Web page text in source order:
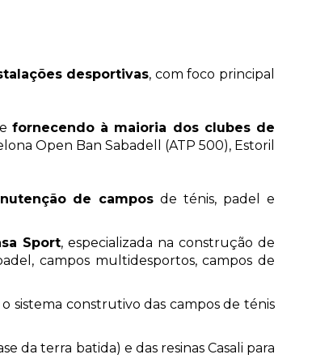
desportivas, com foco principal
efornecendo à maioria dos clubes de
Open Ban Sabadell (ATP 500), Estoril
de campos de ténis, padel e
Sport, especializada na construção de
campos multidesportos, campos de
o sistema construtivo das campos de ténis
da terra batida) e das resinas Casali para